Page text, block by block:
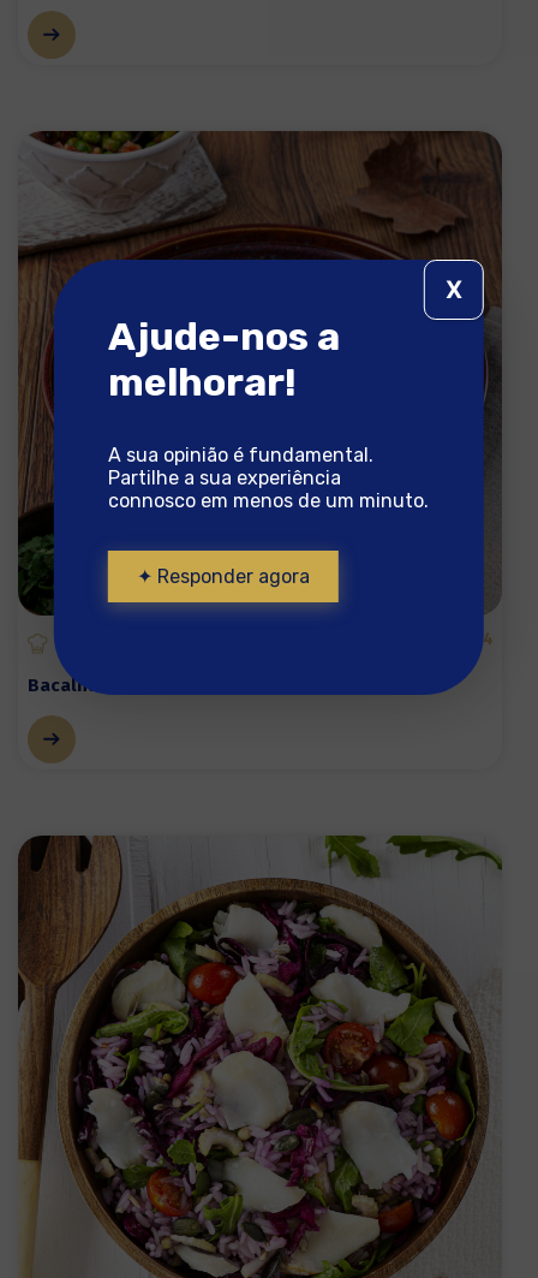
4
Bacalhau estufado em ervilhas com aromáticas
Ajude-nos a
melhorar!
A sua opinião é fundamental.
Partilhe a sua experiência
connosco em menos de um minuto.
✦ Responder agora
X